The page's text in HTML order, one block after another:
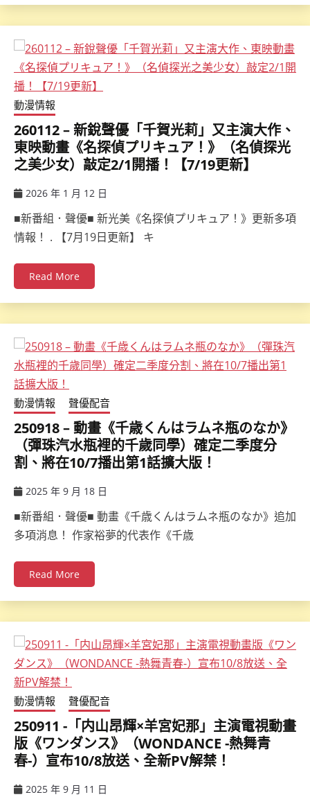
動漫情報
260112 – 新銳聲優「千賀光莉」又主演大作、
東映動畫《名探偵プリキュア！》（名偵探光
之美少女）敲定2/1開播！【7/19更新】
2026 年 1 月 12 日
■新番組．聲優■ 新光美《名探偵プリキュア！》更新多項
情報！ . 【7月19日更新】 キ
Read More
動漫情報 聲優配音
250918 – 動畫《千歳くんはラムネ瓶のなか》
（彈珠汽水瓶裡的千歲同學）確定二季度分
割、將在10/7播出第1話擴大版！
2025 年 9 月 18 日
■新番組．聲優■ 動畫《千歳くんはラムネ瓶のなか》追加
多項消息！ 作家裕夢的代表作《千歳
Read More
動漫情報 聲優配音
250911 -「内山昂輝×羊宮妃那」主演電視動畫
版《ワンダンス》（WONDANCE -熱舞青
春-）宣布10/8放送、全新PV解禁！
2025 年 9 月 11 日